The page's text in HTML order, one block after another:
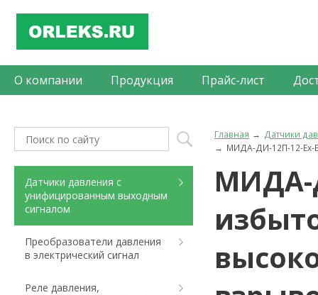
О компании Продукция Прайс-лист
Главная
Датчики
МИДА-ДИ-12П-12-Ех-
МИДА-
Датчики давления с
унифицированным выходным
сигналом
Преобразователи давления
в электрический сигнал
Реле давления,